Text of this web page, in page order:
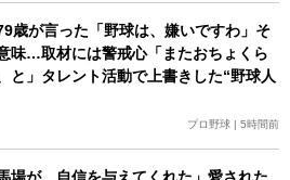
歳が言った「野球は、嫌いですわ」そ
味…取材には警戒心「またおちょくら
と」タレント活動で上書きした“野球人
プロ野球 | 5時間前